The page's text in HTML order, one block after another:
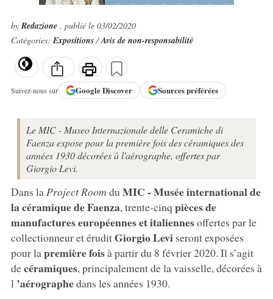
byRedazione , publié le 03/02/2020
Catégories:Expositions/Avis de non-responsabilité
Suivez-nous sur GoogleDiscover Sources préférées
Le MIC - Museo Internazionale delle Ceramiche di
Faenza expose pour la première fois des céramiques des
années 1930 décorées à l'aérographe, offertes par
Giorgio Levi.
Dans la Project Room du MIC - Musée international de
la céramique deFaenza, trente-cinq pièces de
manufactures européennes et italiennesoffertes par le
collectionneur et éruditGiorgio Levi seront exposées
pour la première foisà partir du 8 février 2020. Il s’agit
decéramiques, principalement de la vaisselle, décorées à
l ’aérographedans les années 1930.